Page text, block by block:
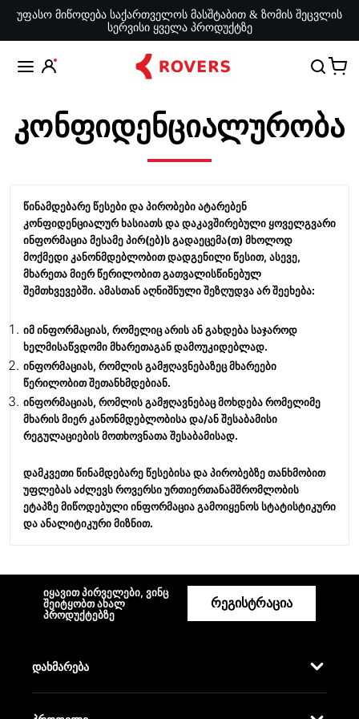
უფასო მიწოდება საქართველოს მასშტაბით & ზომის შეცვლის
სერვისი ყველა პროდუქტზე
კონფიდენციალურობა
წინამდებარე წესები და პირობები ატარებენ
კონფიდენციალურ ხასიათს და დაკავშირებული ყოველგვარი
ინფორმაცია მესამე პირ(ებ)ს გადაეცემა(თ) მხოლოდ
მოქმედი კანონმდებლობით დადგენილი წესით, ასევე,
მხარეთა მიერ წერილობით გათვალისწინებულ
შემთხვევებში. ამასთან აღნიშნული შეზღუდვა არ შეეხება:
იმ ინფორმაციას, რომელიც არის ან გახდება საჯაროდ
ხელმისაწვდომი მხარეთაგან დამოუკიდებლად.
ინფორმაციას, რომლის გამჟღავნებაზეც მხარეები
წერილობით შეთანხმდებიან.
ინფორმაციას, რომლის გამჟღავნებაც მოხდება რომელიმე
მხარის მიერ კანონმდებლობისა და/ან შესაბამისი
რეგულაციების მოთხოვნათა შესაბამისად.
დამკვეთი წინამდებარე წესებისა და პირობებზე თანხმობით
უფლებას აძლევს როვერსი ურთიერთანამშრომლობის
ეტაპზე მიწოდებული ინფორმაცია გამოიყენოს სტატისტიკური
და ანალიტიკური მიზნით.
იყავით პირველები, ვინც
შეიტყობთ ახალ
პროდუქტებზე
რეგისტრაცია
დახმარება